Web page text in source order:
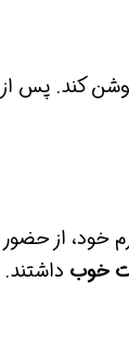
روشن کند. پس
خود، از
خوب داشتند.